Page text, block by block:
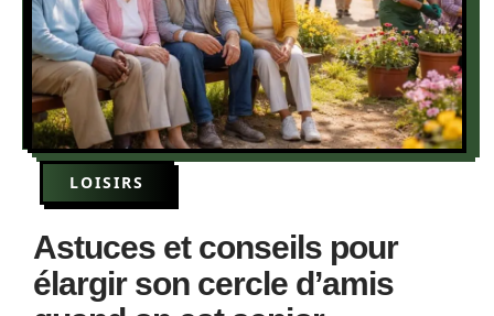
LOISIRS
Astuces et conseils pour
élargir son cercle d’amis